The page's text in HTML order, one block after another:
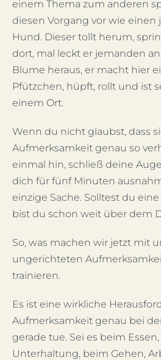
einem Thema zum anderen
diesen Vorgang vor wie
Hund. Dieser tollt herum,
dort, mal leckt er jemanden
Blume heraus, er macht hier
Pfützchen, hüpft, rollt und ist
einem Ort.
Wenn du nicht glaubst, dass
Aufmerksamkeit genau so
einmal hin, schließ deine
dich für fünf Minuten
einzige Sache. Solltest du
bist du schon weit über dem
So, was machen wir jetzt mit
ungerichteten
trainieren.
Es ist eine wirkliche
Aufmerksamkeit genau bei
gerade tue. Sei es beim
Unterhaltung, beim Gehen,